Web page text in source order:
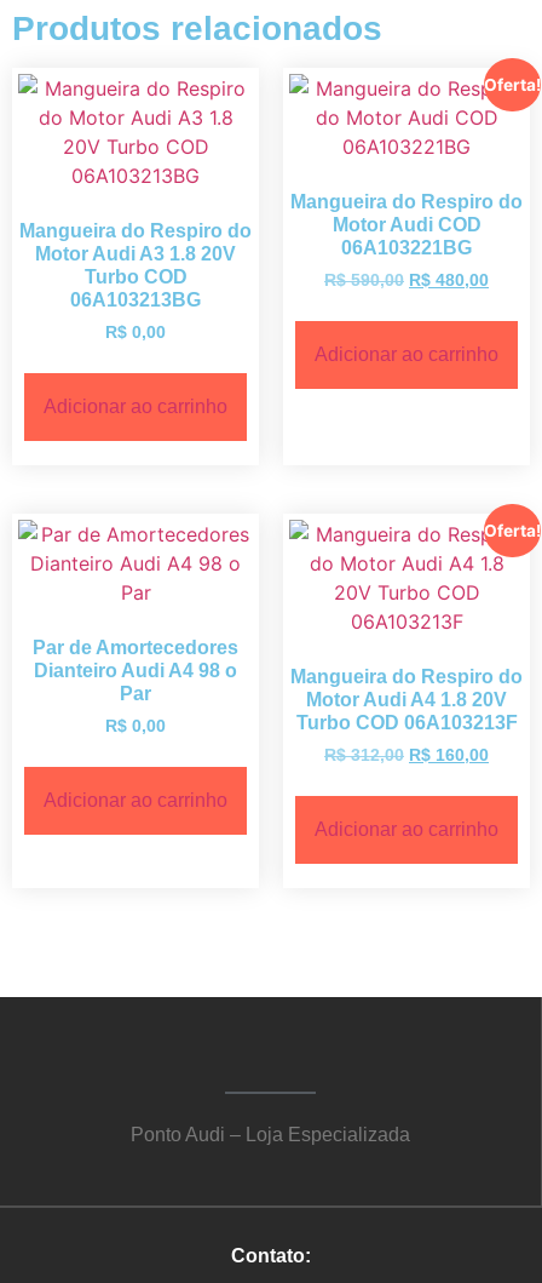
Produtos relacionados
Mangueira do Respiro do
Motor Audi A3 1.8 20V
Turbo COD
06A103213BG
R$ 0,00
Adicionar ao carrinho
Oferta!
Mangueira do Respiro do
Motor Audi COD
06A103221BG
R$590,00 R$ 480,00
Adicionar ao carrinho
Par de Amortecedores
Dianteiro Audi A4 98 o
Par
R$ 0,00
Adicionar ao carrinho
Oferta!
Mangueira do Respiro do
Motor Audi A4 1.8 20V
Turbo COD 06A103213F
R$312,00 R$ 160,00
Adicionar ao carrinho
Ponto Audi – Loja Especializada
Contato: